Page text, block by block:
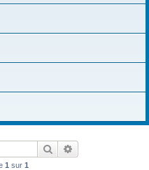
Rechercher
1 sur 1